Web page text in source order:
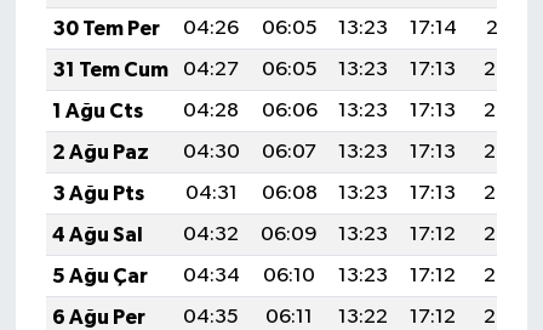
30 Tem Per
04:26 06:05 13:23 17:14
20:31
31 Tem Cum
04:27 06:05 13:23 17:13
20:30
1 Ağu Cts
04:28 06:06 13:23 17:13
20:29
2 Ağu Paz
04:30 06:07 13:23 17:13
20:28
3 Ağu Pts
04:31 06:08 13:23 17:13
20:27
4 Ağu Sal
04:32 06:09 13:23 17:12
20:26
5 Ağu Çar
04:34 06:10 13:23 17:12
20:25
6 Ağu Per
04:35 06:11 13:22 17:12
20:24